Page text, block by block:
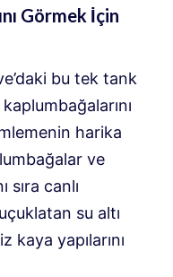
Görmek İçin
bu tek tank
harika
ve
sıra canlı
su altı
kaya yapılarını